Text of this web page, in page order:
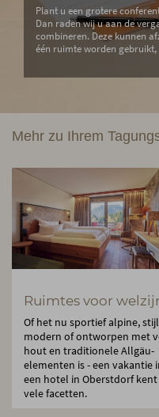
Plant u een grotere
Dan raden wij u aan de
combineren. Deze kunnen
één ruimte worden
Mehr zu Ihrem
Ruimtes voor
Of het nu sportief alpine,
modern of ontworpen met
hout en traditionele Allgäu-
elementen is - een vakantie
een hotel in Oberstdorf kent
vele facetten.